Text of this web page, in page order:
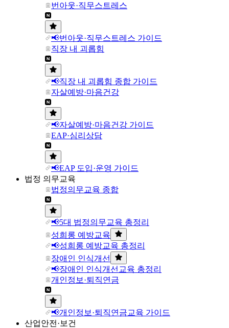
번아웃·직무스트레스
📢번아웃·직무스트레스 가이드
직장 내 괴롭힘
📢직장 내 괴롭힘 종합 가이드
자살예방·마음건강
📢자살예방·마음건강 가이드
EAP·심리상담
📢EAP 도입·운영 가이드
법정 의무교육
법정의무교육 종합
📢5대 법정의무교육 총정리
성희롱 예방교육
📢성희롱 예방교육 총정리
장애인 인식개선
📢장애인 인식개선교육 총정리
개인정보·퇴직연금
📢개인정보·퇴직연금교육 가이드
산업안전·보건